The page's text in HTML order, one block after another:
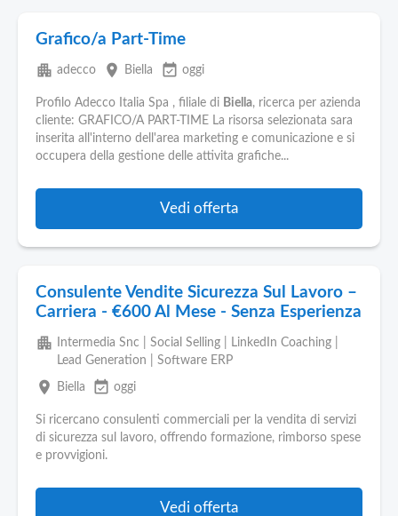
Grafico/a Part-Time
apartment adecco place Biella event_available oggi
Profilo Adecco Italia Spa , filiale di Biella, ricerca per azienda
cliente: GRAFICO/A PART-TIME La risorsa selezionata sara
inserita all'interno dell'area marketing e comunicazione e si
occupera della gestione delle attivita grafiche...
Vedi offerta
Consulente Vendite Sicurezza Sul Lavoro –
Carriera - €600 Al Mese - Senza Esperienza
apartment
Intermedia Snc | Social Selling | LinkedIn Coaching |
Lead Generation | Software ERP
place Biella event_available oggi
Si ricercano consulenti commerciali per la vendita di servizi
di sicurezza sul lavoro, offrendo formazione, rimborso spese
e provvigioni.
Vedi offerta